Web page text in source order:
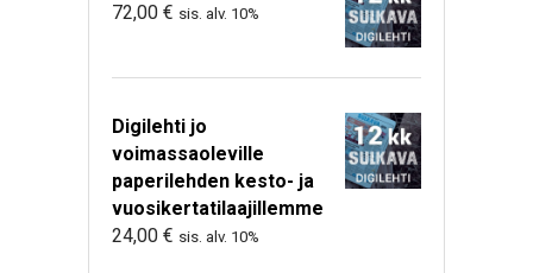
72,00 € sis. alv. 10%
Digilehti jo
voimassaoleville
paperilehden kesto- ja
vuosikertatilaajillemme
24,00 € sis. alv. 10%